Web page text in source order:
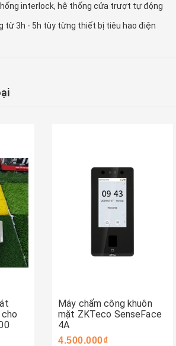
interlock, hệ thống cửa trượt tự động
từ 3h - 5h tùy từng thiết bị tiêu hao điện
Máy chấm công khuôn
mặt ZKTeco SenseFace
4A
4.500.000₫